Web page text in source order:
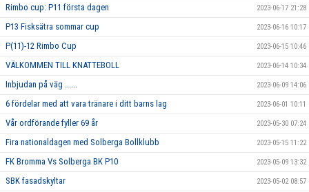
Rimbo cup: P11 första dagen 2023-06-17 21:28
P13 Fisksätra sommar cup 2023-06-16 10:17
P(11)-12 Rimbo Cup 2023-06-15 10:46
VÄLKOMMEN TILL KNATTEBOLL 2023-06-14 10:34
Inbjudan på väg ...... 2023-06-09 14:06
6 fördelar med att vara tränare i ditt barns lag 2023-06-01 10:11
Vår ordförande fyller 69 år 2023-05-30 07:24
Fira nationaldagen med Solberga Bollklubb 2023-05-15 11:22
FK Bromma Vs Solberga BK P10 2023-05-09 13:32
SBK fasadskyltar 2023-05-02 08:57